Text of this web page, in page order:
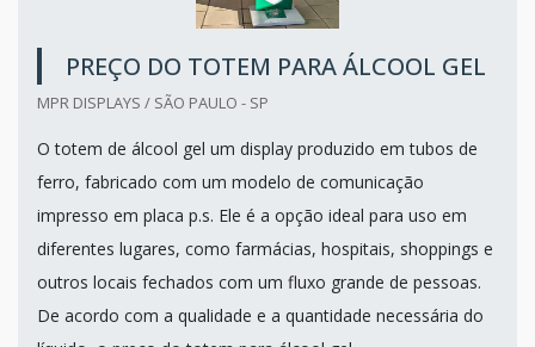
PREÇO DO TOTEM PARA ÁLCOOL GEL
MPR DISPLAYS / SÃO PAULO - SP
O totem de álcool gel um display produzido em tubos de
ferro, fabricado com um modelo de comunicação
impresso em placa p.s. Ele é a opção ideal para uso em
diferentes lugares, como farmácias, hospitais, shoppings e
outros locais fechados com um fluxo grande de pessoas.
De acordo com a qualidade e a quantidade necessária do